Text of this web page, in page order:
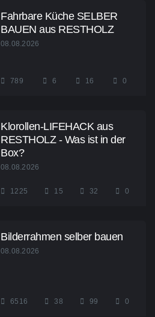
Fahrbare Küche SELBER
BAUEN aus RESTHOLZ
08.08.2026
789 6 16 0
Klorollen-LIFEHACK aus
RESTHOLZ - Was ist in der
Box?
08.08.2026
1225 15 32 0
Bilderrahmen selber bauen
08.08.2026
6516 38 99 0